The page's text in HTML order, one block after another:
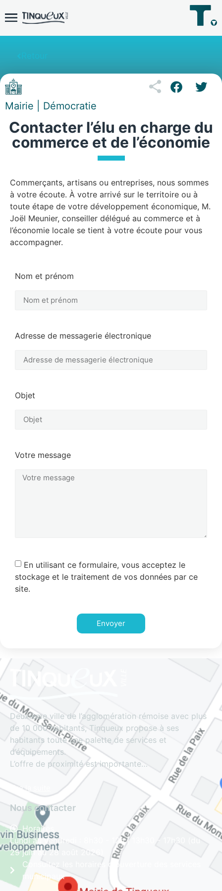
Mairie | Démocratie
Contacter l’élu en charge du
commerce et de l’économie
Commerçants, artisans ou entreprises, nous sommes
à votre écoute. À votre arrivé sur le territoire ou à
toute étape de votre développement économique, M.
Joël Meunier, conseiller délégué au commerce et à
l’économie locale se tient à votre écoute pour vous
accompagner.
Nom et prénom
Adresse de messagerie électronique
Objet
Votre message
En utilisant ce formulaire, vous acceptez le
stockage et le traitement de vos données par ce
site.
Envoyer
Deuxième ville de l’agglomération rémoise avec plus
de 10 000 habitants, Tinqueux propose à ses
habitants toute une palette de services et
d’équipements.
L’offre de proximité est importante…
Lire la suite
Nous contacter
Horaires
Lundi au vendredi : 8h30 - 12h | 13h30 - 17h30 (du
29 juin au 28 août 2026)
Consultez les horaires d'ouverture des services
municipaux